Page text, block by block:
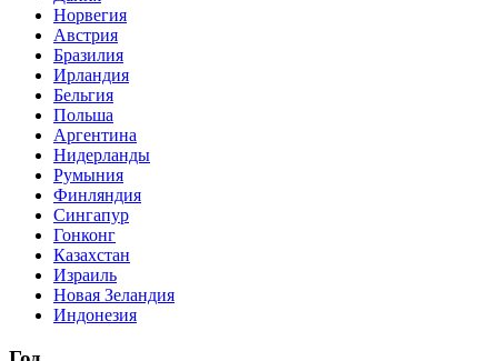
Норвегия
Австрия
Бразилия
Ирландия
Бельгия
Польша
Аргентина
Нидерланды
Румыния
Финляндия
Сингапур
Гонконг
Казахстан
Израиль
Новая Зеландия
Индонезия